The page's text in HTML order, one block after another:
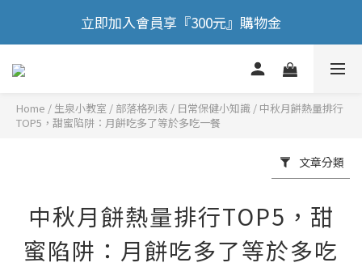
🎉 歡慶88節，滿額送膠原蛋白正貨！！
立即加入會員享『300元』購物金
🎉 歡慶88節，滿額送膠原蛋白正貨！！
Home / 部落格列表 / 日常保健小知識 / 中秋月餅熱量排行
TOP5，甜蜜陷阱：月餅吃多了等於多吃一餐
文章分類
中秋月餅熱量排行TOP5，甜
蜜陷阱：月餅吃多了等於多吃